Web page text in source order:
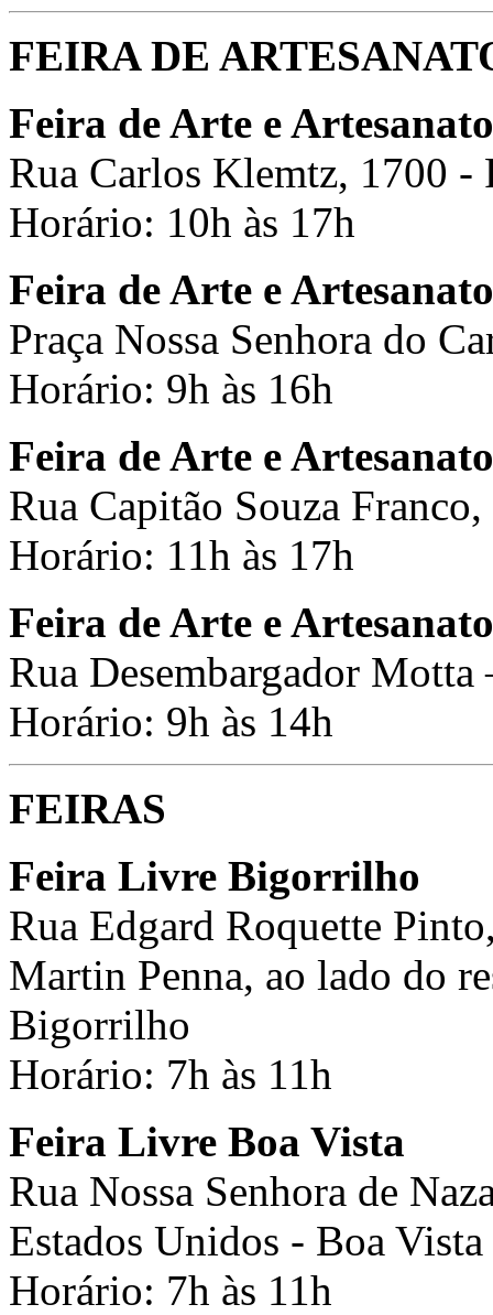
FEIRA DE
Feira de Arte e
Rua Carlos Klemtz, 1700 -
Horário: 10h às 17h
Feira de Arte e
Praça Nossa Senhora do
Horário: 9h às 16h
Feira de Arte e
Rua Capitão Souza
Horário: 11h às 17h
Feira de Arte e
Rua Desembargador Motta
Horário: 9h às 14h
FEIRAS
Feira Livre Bigorrilho
Rua Edgard Roquette
Martin Penna, ao lado do
Bigorrilho
Horário: 7h às 11h
Feira Livre Boa Vista
Rua Nossa Senhora de
Estados Unidos - Boa Vista
Horário: 7h às 11h